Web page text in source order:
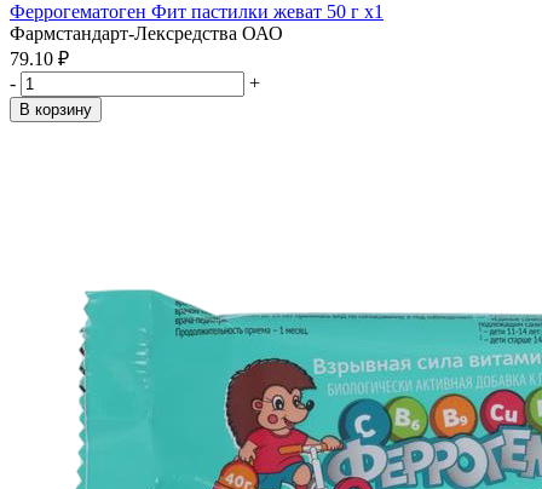
Феррогематоген Фит пастилки жеват 50 г x1
Фармстандарт-Лексредства ОАО
79.10 ₽
-
+
В корзину